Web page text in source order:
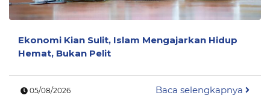
Ekonomi Kian Sulit, Islam Mengajarkan Hidup
Hemat, Bukan Pelit
05/08/2026 Baca selengkapnya